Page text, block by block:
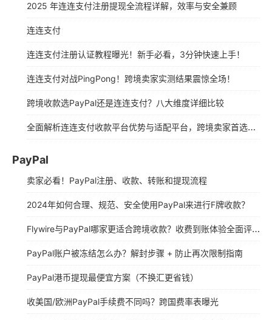
2025 年连连支付注册提现全流程详解，效率与安全兼顾
连连支付
连连支付注册认证教程曝光！新手必看，3分钟快速上手！
连连支付对战PingPong！跨境卖家实测结果震惊全场！
跨境收款选PayPal还是连连支付？八大维度详细比较
全面解析连连支付收款平台优势与适配平台，跨境卖家首选神器！
PayPal
卖家必看！PayPal注册、收款、转账和提现流程
2024年如何合理、规范、安全使用PayPal来进行F牌收款？
Flywire与PayPal哪家更适合跨境收款？收费到账体验全面评测
PayPal账户被冻结怎么办？解封步骤 + 防止再次限制指南
PayPal港币提现最便宜方案（不换汇更省钱）
收美国/欧洲PayPal手续费不同吗？跨国费率表曝光